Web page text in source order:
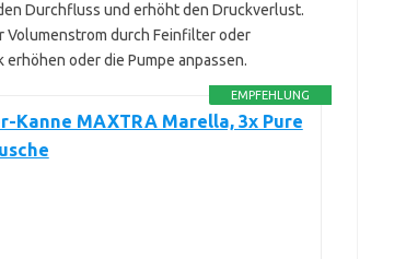
Durchfluss und erhöht den Druckverlust.
Volumenstrom durch Feinfilter oder
oder die Pumpe anpassen.
EMPFEHLUNG
Kanne MAXTRA Marella, 3x Pure